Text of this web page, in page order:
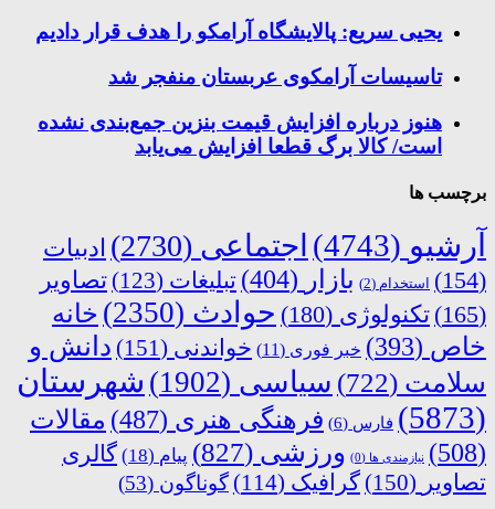
یحیی سریع: پالایشگاه آرامکو را هدف قرار دادیم
تاسیسات آرامکوی عربستان منفجر شد
هنوز درباره افزایش قیمت بنزین جمع‌بندی نشده
است/ کالا برگ قطعا افزایش می‌یابد
برچسب ها
آرشیو (4743) اجتماعی (2730)
ادبیات
(154)
استخدام (2) بازار (404) تبلیغات (123)
تصاویر
(165)
تکنولوژی (180) حوادث (2350)
خانه
خاص (393) خبر فوری (11) خواندنی (151)
دانش و
سلامت (722) سیاسی (1902)
شهرستان
(5873)
فارس (6) فرهنگی هنری (487)
مقالات
(508)
نیازمندی ها (0) ورزشی (827) پیام (18)
گالری
تصاویر (150) گرافیک (114) گوناگون (53)